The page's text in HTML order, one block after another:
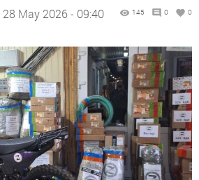
28 May 2026 - 09:40 145 0 0